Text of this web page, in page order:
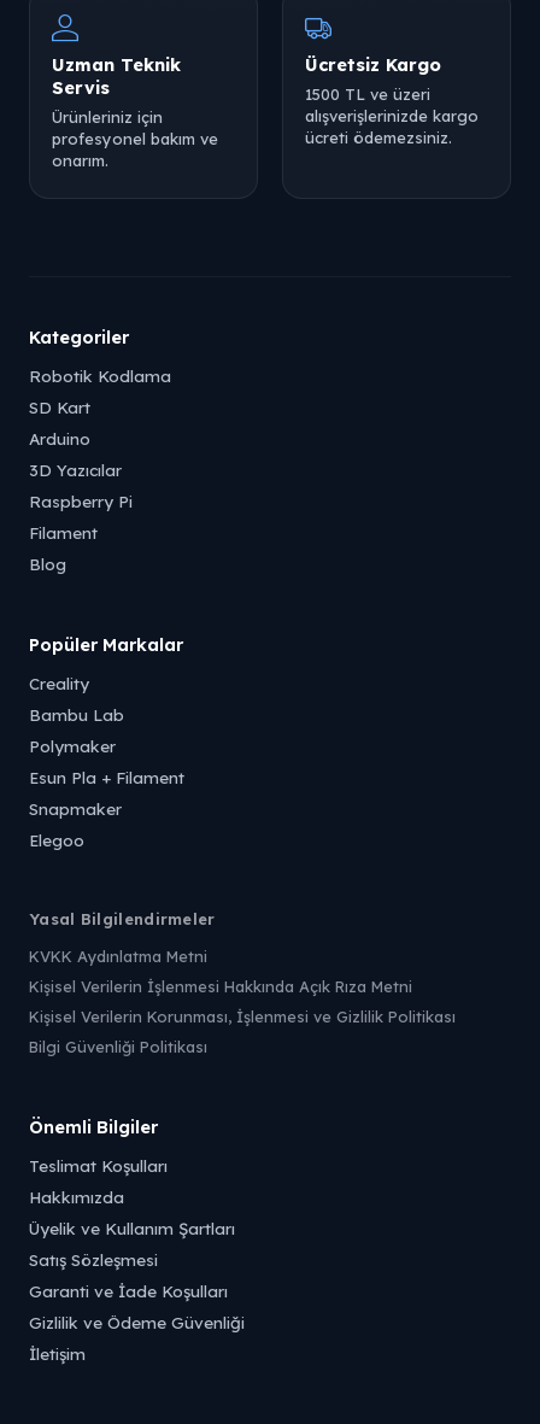
Tükendi
Uzman Teknik
Servis
Ürünleriniz için
profesyonel bakım ve
onarım.
Ücretsiz Kargo
1500 TL ve üzeri
alışverişlerinizde kargo
ücreti ödemezsiniz.
Kategoriler
Robotik Kodlama
SD Kart
Arduino
3D Yazıcılar
Raspberry Pi
Filament
Blog
Popüler Markalar
Creality
Bambu Lab
Polymaker
Esun Pla + Filament
Snapmaker
Elegoo
Yasal Bilgilendirmeler
KVKK Aydınlatma Metni
Kişisel Verilerin İşlenmesi Hakkında Açık Rıza Metni
Kişisel Verilerin Korunması, İşlenmesi ve Gizlilik Politikası
Bilgi Güvenliği Politikası
Önemli Bilgiler
Teslimat Koşulları
Hakkımızda
Üyelik ve Kullanım Şartları
Satış Sözleşmesi
Garanti ve İade Koşulları
Gizlilik ve Ödeme Güvenliği
İletişim